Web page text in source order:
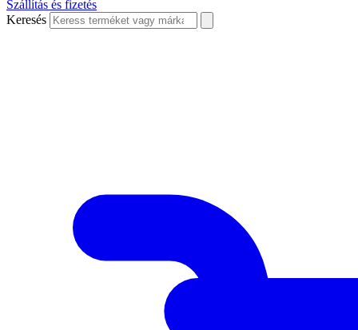
Szállítás és fizetés
Keresés